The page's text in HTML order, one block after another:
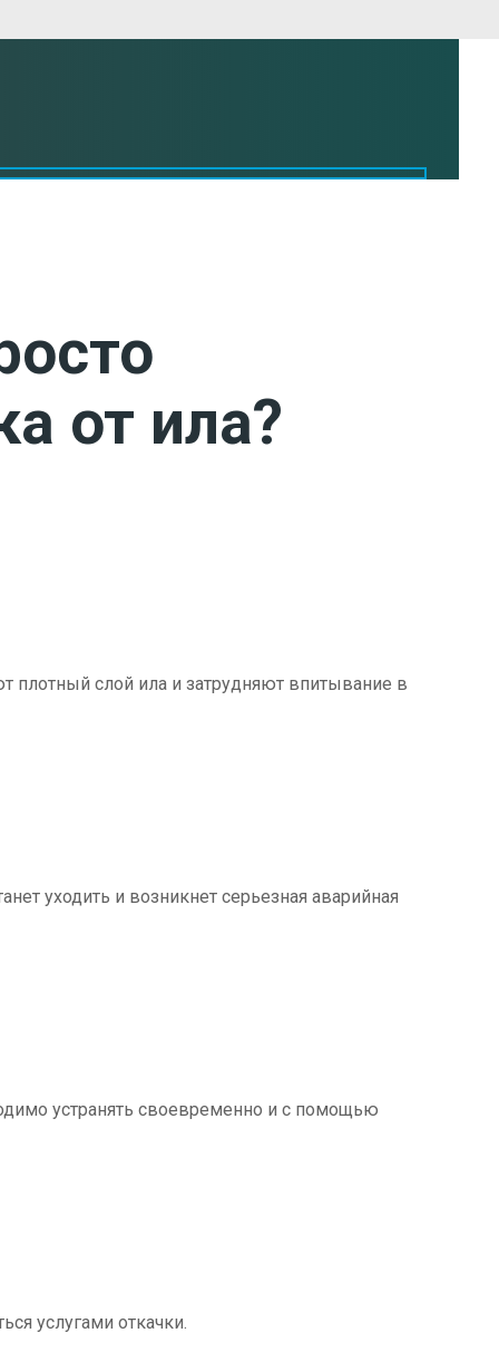
от ила?
плотный слой ила и затрудняют впитывание в
уходить и возникнет серьезная аварийная
устранять своевременно и с помощью
услугами откачки.